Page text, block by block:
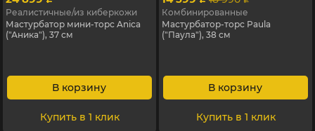
Реалистичные/из киберкожи
Мастурбатор мини-торс Anica
("Аника"), 37 см
В корзину
Купить в 1 клик
Комбинированные
Мастурбатор-торс Paula
("Паула"), 38 см
В корзину
Купить в 1 клик